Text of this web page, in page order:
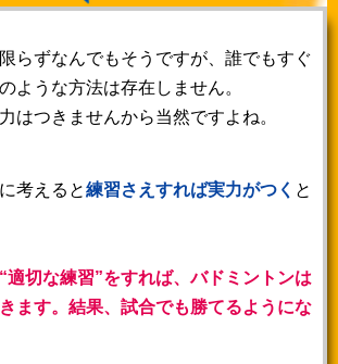
らずなんでもそうですが、誰でもすぐ
ような方法は存在しません。
はつきませんから当然ですよね。
考えると練習さえすれば実力がつく と
“適切な練習”をすれば、バドミントンは
ます。結果、試合でも勝てるようにな